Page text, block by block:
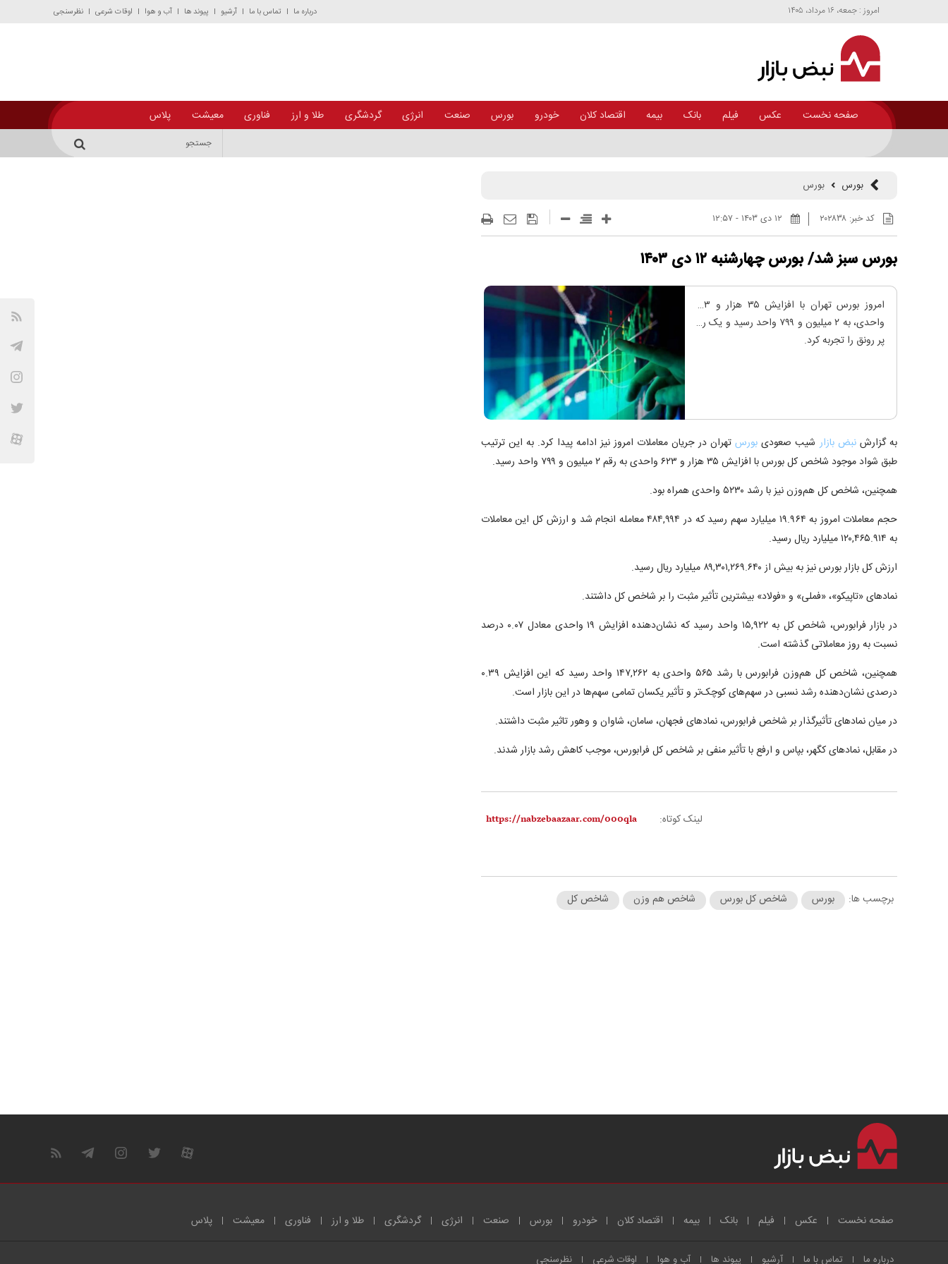
امروز : جمعه، ۱۶ مرداد، ۱۴۰۵ درباره ما تماس با ما آرشیو پیوند ها آب و هوا اوقات شرعی نظرسنجی
صفحه نخست عکس فیلم بانک بیمه اقتصاد کلان خودرو بورس صنعت انرژی گردشگری طلا و ارز فناوری معیشت پلاس
بورس بورس
کد خبر:۲۰۲۸۳۸
بورس سبز شد/ بورس چهارشنبه ۱۲ دی ۱۴۰۳
امروز بورس تهران با افزایش ۳۵ هزار و ۶۲۳
واحدی، به ۲ میلیون و ۷۹۹ واحد رسید و یک روز
پر رونق را تجربه کرد.
به گزارشنبض بازارشیب صعودیبورستهران در جریان معاملات امروز نیز ادامه پیدا کرد. به این ترتیب
طبق شواد موجود شاخص کل بورس با افزایش ۳۵ هزار و ۶۲۳ واحدی به رقم ۲ میلیون و ۷۹۹ واحد رسید.
همچنین، شاخص کل هم‌وزن نیز با رشد ۵۲۳۰ واحدی همراه بود.
حجم معاملات امروز به ۱۹.۹۶۴ میلیارد سهم رسید که در ۴۸۴,۹۹۴ معامله انجام شد و ارزش کل این معاملات
به ۱۲۰,۴۶۵.۹۱۴ میلیارد ریال رسید.
ارزش کل بازار بورس نیز به بیش از ۸۹,۳۰۱,۲۶۹.۶۴۰ میلیارد ریال رسید.
نمادهای «تاپیکو»، «فملی» و «فولاد» بیشترین تأثیر مثبت را بر شاخص کل داشتند.
در بازار فرابورس، شاخص کل به ۱۵,۹۲۲ واحد رسید که نشان‌دهنده افزایش ۱۹ واحدی معادل ۰.۰۷ درصد
نسبت به روز معاملاتی گذشته است.
همچنین، شاخص کل هم‌وزن فرابورس با رشد ۵۶۵ واحدی به ۱۴۷,۲۶۲ واحد رسید که این افزایش ۰.۳۹
درصدی نشان‌دهنده رشد نسبی در سهم‌های کوچک‌تر و تأثیر یکسان تمامی سهم‌ها در این بازار است.
در میان نمادهای تأثیرگذار بر شاخص فرابورس، نمادهای فجهان، سامان، شاوان و وهور تاثیر مثبت داشتند.
در مقابل، نمادهای کگهر، بپاس و ارفع با تأثیر منفی بر شاخص کل فرابورس، موجب کاهش رشد بازار شدند.
لینک کوتاه:
برچسب ها: بورس شاخص کل بورس شاخص هم وزن شاخص کل
صفحه نخست عکس فیلم بانک بیمه اقتصاد کلان خودرو بورس صنعت انرژی گردشگری طلا و ارز فناوری معیشت پلاس
درباره ما تماس با ما آرشیو پیوند ها آب و هوا اوقات شرعی نظرسنجی